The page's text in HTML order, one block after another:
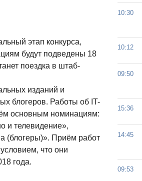
этап конкурса,
будут подведены 18
поездка в штаб-
изданий и
блогеров. Работы об IT-
основным номинациям:
и телевидение»,
(блогеры)». Приём работ
что они
года.
10:30
10:12
09:50
15:36
14:45
09:53